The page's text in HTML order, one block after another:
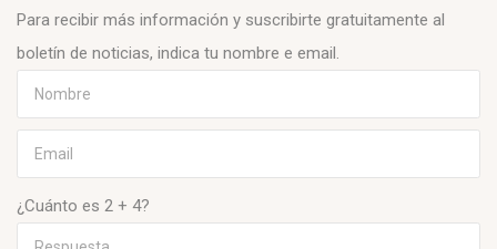
Para recibir más información y suscribirte gratuitamente al
boletín de noticias, indica tu nombre e email.
¿Cuánto es 2 + 4?